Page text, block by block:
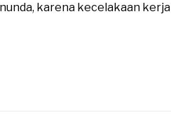
karena kecelakaan kerja